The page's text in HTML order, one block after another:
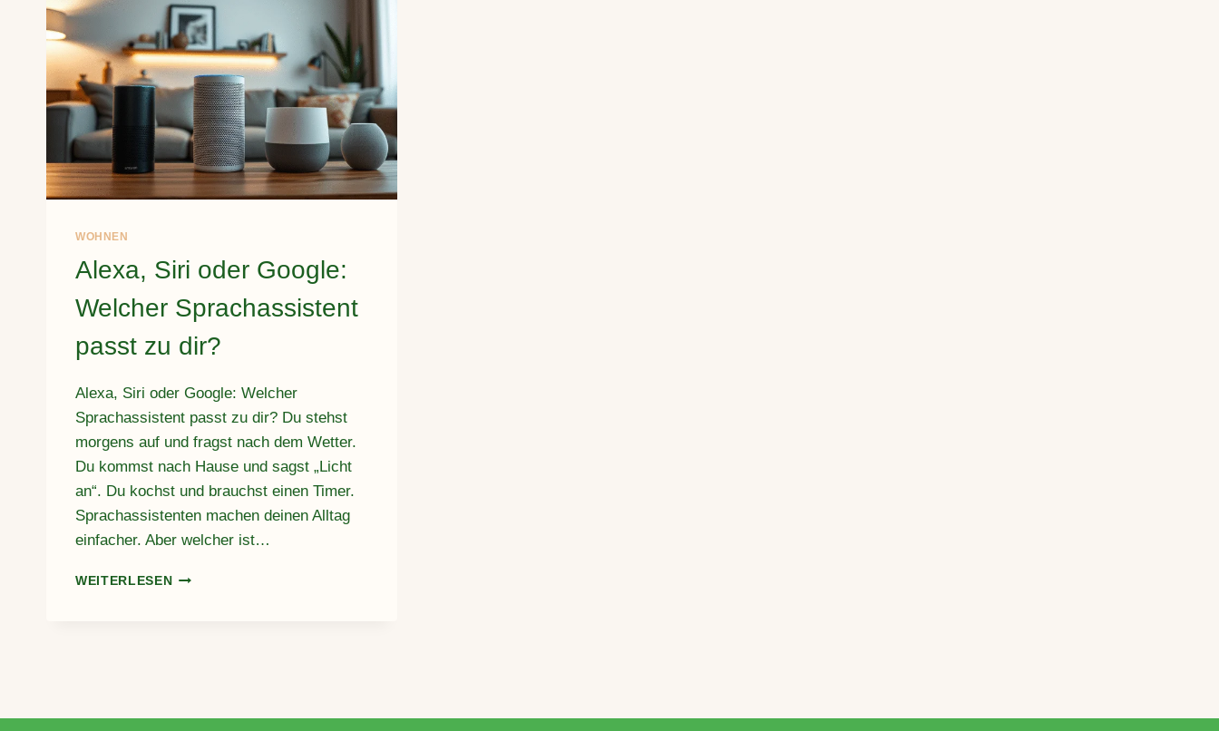
WOHNEN
Alexa, Siri oder Google:
Welcher Sprachassistent
passt zu dir?
Alexa, Siri oder Google: Welcher
Sprachassistent passt zu dir? Du stehst
morgens auf und fragst nach dem Wetter.
Du kommst nach Hause und sagst „Licht
an“. Du kochst und brauchst einen Timer.
Sprachassistenten machen deinen Alltag
einfacher. Aber welcher ist…
WEITERLESENALEXA,